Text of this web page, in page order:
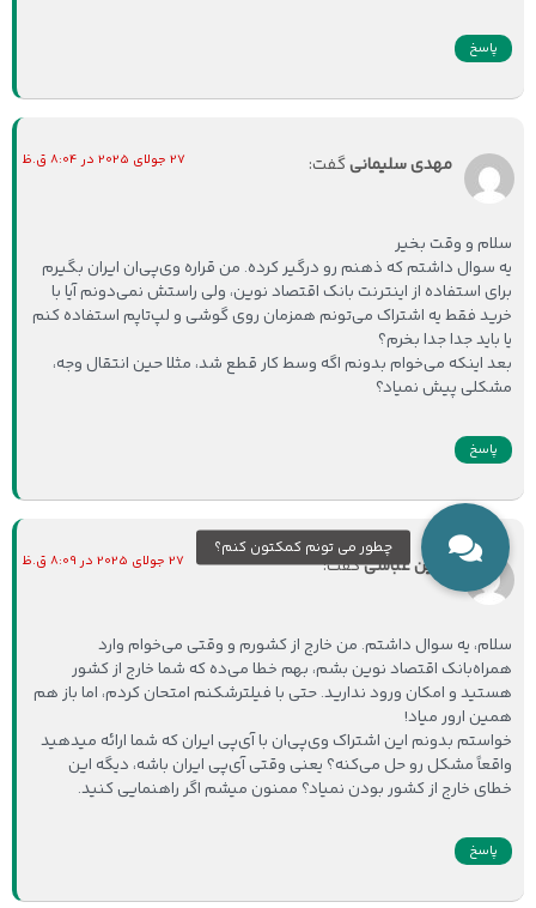
پاسخ
مهدی سلیمانیگفت: 27 جولای 2025 در 8:04 ق.ظ
سلام و وقت بخیر
یه سوال داشتم که ذهنم رو درگیر کرده. من قراره وی‌پی‌ان ایران بگیرم
برای استفاده از اینترنت بانک اقتصاد نوین، ولی راستش نمی‌دونم آیا با
خرید فقط یه اشتراک می‌تونم همزمان روی گوشی و لپ‌تاپم استفاده کنم
یا باید جدا جدا بخرم؟
بعد اینکه می‌خوام بدونم اگه وسط کار قطع شد، مثلا حین انتقال وجه،
مشکلی پیش نمیاد؟
پاسخ
نگین عباسیگفت: 27 جولای 2025 در 8:09 ق.ظ
سلام، یه سوال داشتم. من خارج از کشورم و وقتی می‌خوام وارد
همراه‌بانک اقتصاد نوین بشم، بهم خطا می‌ده که شما خارج از کشور
هستید و امکان ورود ندارید. حتی با فیلترشکنم امتحان کردم، اما باز هم
همین ارور میاد!
خواستم بدونم این اشتراک وی‌پی‌ان با آی‌پی ایران که شما ارائه میدهید
واقعاً مشکل رو حل می‌کنه؟ یعنی وقتی آی‌پی ایران باشه، دیگه این
خطای خارج از کشور بودن نمیاد؟ ممنون میشم اگر راهنمایی کنید.
پاسخ